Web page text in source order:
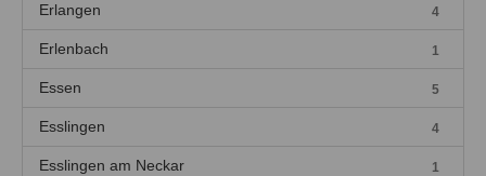
Erlangen 4
Erlenbach 1
Essen 5
Esslingen 4
Esslingen am Neckar 1